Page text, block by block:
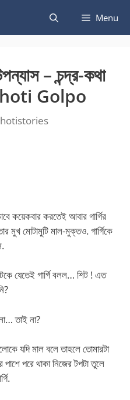
Menu
– চন্দ্র-কথা
Golpo
কয়েকবার করতেই আবার গার্গির
মুখ মোটামুটি মাল-মুক্তও. গার্গিকে
যেতেই গার্গি বলল… শিট ! এত
তাই না?
যদি মাল বলে তাহলে তোমারটা
পরে থাকা নিজের টপটা তুলে